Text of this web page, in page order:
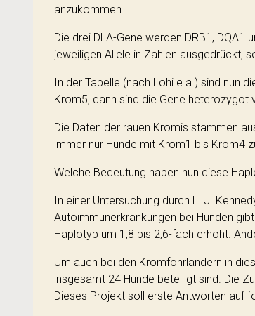
anzukommen.
Die drei DLA-Gene werden DRB1,
jeweiligen Allele in Zahlen ausgedrückt,
In der Tabelle (nach Lohi e.a.) sind nun
Krom5, dann sind die Gene
Die Daten der rauen Kromis stammen
immer nur Hunde mit Krom1 bis Krom4
Welche Bedeutung haben nun diese
In einer Untersuchung durch L. J.
Autoimmunerkrankungen bei Hunden
Haplotyp um 1,8 bis 2,6-fach erhöht.
Um auch bei den Kromfohrländern in
insgesamt 24 Hunde beteiligt sind. Die
Dieses Projekt soll erste Antworten auf